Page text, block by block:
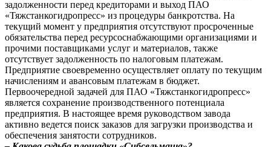
задолженности перед кредиторами и выход ПАО
«Тяжстанкогидропресс» из процедуры банкротства. На
текущий момент у предприятия отсутствуют просроченные
обязательства перед ресурсоснабжающими организациями и
прочими поставщиками услуг и материалов, также
отсутствует задолженность по налоговым платежам.
Предприятие своевременно осуществляет оплату по текущим
начислениям и авансовым платежам в бюджет.
Первоочередной задачей для ПАО «Тяжстанкогидропресс»
является сохранение производственного потенциала
предприятия. В настоящее время руководством завода
активно ведется поиск заказов для загрузки производства и
обеспечения занятости сотрудников.